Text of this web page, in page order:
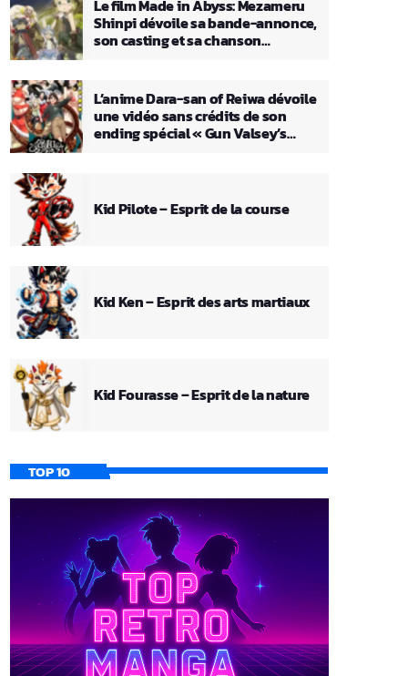
Le film Made in Abyss: Mezameru
Shinpi dévoile sa bande-annonce,
son casting et sa chanson
L’anime Dara-san of Reiwa dévoile
une vidéo sans crédits de son
ending spécial « Gun Valsey’s
Kid Pilote – Esprit de la course
Kid Ken – Esprit des arts martiaux
Kid Fourasse – Esprit de la nature
TOP 10